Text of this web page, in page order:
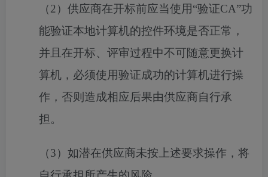
（2 ） 供应商在开标前应当使用“验证CA”功
能验证本地计算机的控件环境是否正常，
并且在开标、评审过程中不可随意更换计
算机 ，必须使用验证成功的计算机进行操
作，否则造成相应后果由供应商自行承
担。
（3） 如潜在供应商未按上述要求操作，将